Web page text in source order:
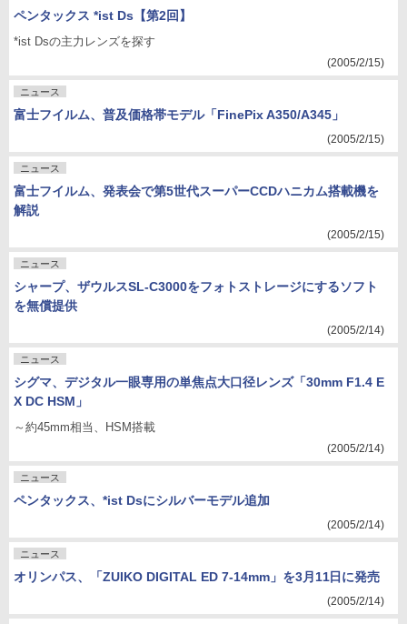
ペンタックス *ist Ds【第2回】
*ist Dsの主力レンズを探す
(2005/2/15)
ニュース
富士フイルム、普及価格帯モデル「FinePix A350/A345」
(2005/2/15)
ニュース
富士フイルム、発表会で第5世代スーパーCCDハニカム搭載機を
解説
(2005/2/15)
ニュース
シャープ、ザウルスSL-C3000をフォトストレージにするソフト
を無償提供
(2005/2/14)
ニュース
シグマ、デジタル一眼専用の単焦点大口径レンズ「30mm F1.4 E
X DC HSM」
～約45mm相当、HSM搭載
(2005/2/14)
ニュース
ペンタックス、*ist Dsにシルバーモデル追加
(2005/2/14)
ニュース
オリンパス、「ZUIKO DIGITAL ED 7-14mm」を3月11日に発売
(2005/2/14)